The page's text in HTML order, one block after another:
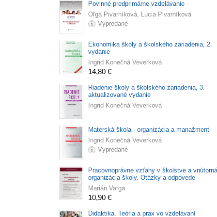
Povinné predprimárne vzdelávanie
Oľga Pivarníková, Lucia Pivarníková
Vypredané
Ekonomika školy a školského zariadenia, 2.
vydanie
Ingrid Konečná Veverková
14,80 €
Riadenie školy a školského zariadenia, 3.
aktualizované vydanie
Ingrid Konečná Veverková
Materská škola - organizácia a manažment
Ingrid Konečná Veverková
Vypredané
Pracovnoprávne vzťahy v školstve a vnútorná
organizácia školy. Otázky a odpovede
Marián Varga
10,90 €
Didaktika. Teória a prax vo vzdelávaní